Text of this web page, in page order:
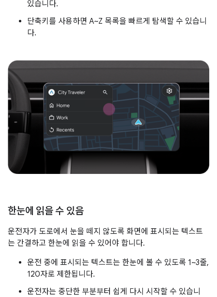
있습니다.
단축키를 사용하면 A~Z 목록을 빠르게 탐색할 수 있습니
다.
한눈에 읽을 수 있음
운전자가 도로에서 눈을 떼지 않도록 화면에 표시되는 텍스트
는 간결하고 한눈에 읽을 수 있어야 합니다.
운전 중에 표시되는 텍스트는 한눈에 볼 수 있도록 1~3줄,
120자로 제한됩니다.
운전자는 중단한 부분부터 쉽게 다시 시작할 수 있습니